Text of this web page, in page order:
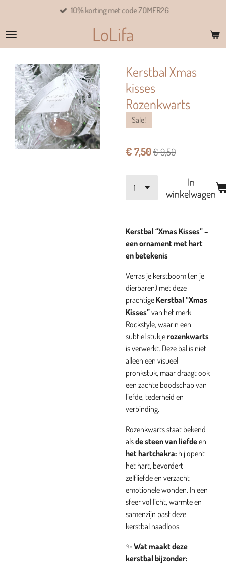
naar
de
LoLifa
10% korting met code ZOMER26
Kerstbal Xmas
kisses
Rozenkwarts
Sale!
€ 7,50€ 9,50
In
winkelwagen
Kerstbal “Xmas Kisses” –
een ornament met hart
en betekenis
Verras je kerstboom (en je
dierbaren) met deze
prachtige Kerstbal “Xmas
Kisses”van het merk
Rockstyle, waarin een
subtiel stukjerozenkwarts
is verwerkt. Deze bal is niet
alleen een visueel
pronkstuk, maar draagt ook
een zachte boodschap van
liefde, tederheid en
verbinding.
Rozenkwarts staat bekend
alsde steen van liefdeen
het hartchakra: hij opent
het hart, bevordert
zelfliefde en verzacht
emotionele wonden. In een
sfeer vol licht, warmte en
samenzijn past deze
kerstbal naadloos.
✨ Wat maakt deze
kerstbal bijzonder: